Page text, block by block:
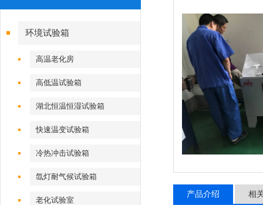
环境试验箱
高温老化房
高低温试验箱
湖北恒温恒湿试验箱
快速温变试验箱
冷热冲击试验箱
氙灯耐气候试验箱
老化试验室
产品介绍 相